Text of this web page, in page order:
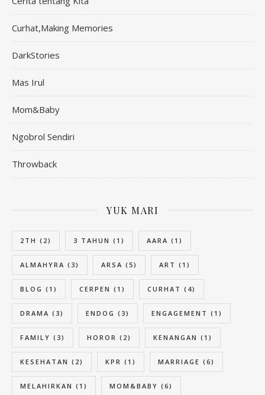
Curhat,Making Memories
DarkStories
Mas Irul
Mom&Baby
Ngobrol Sendiri
Throwback
YUK MARI
2TH (2) 3 TAHUN (1) AARA (1)
ALMAHYRA (3) ARSA (5) ART (1)
BLOG (1) CERPEN (1) CURHAT (4)
DRAMA (3) ENDOG (3) ENGAGEMENT (1)
FAMILY (3) HOROR (2) KENANGAN (1)
KESEHATAN (2) KPR (1) MARRIAGE (6)
MELAHIRKAN (1) MOM&BABY (6)